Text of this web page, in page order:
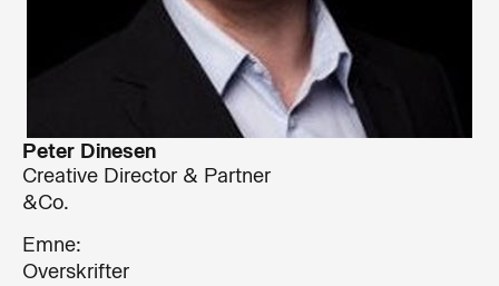
Peter Dinesen
Creative Director & Partner
&Co.
Emne:
Overskrifter